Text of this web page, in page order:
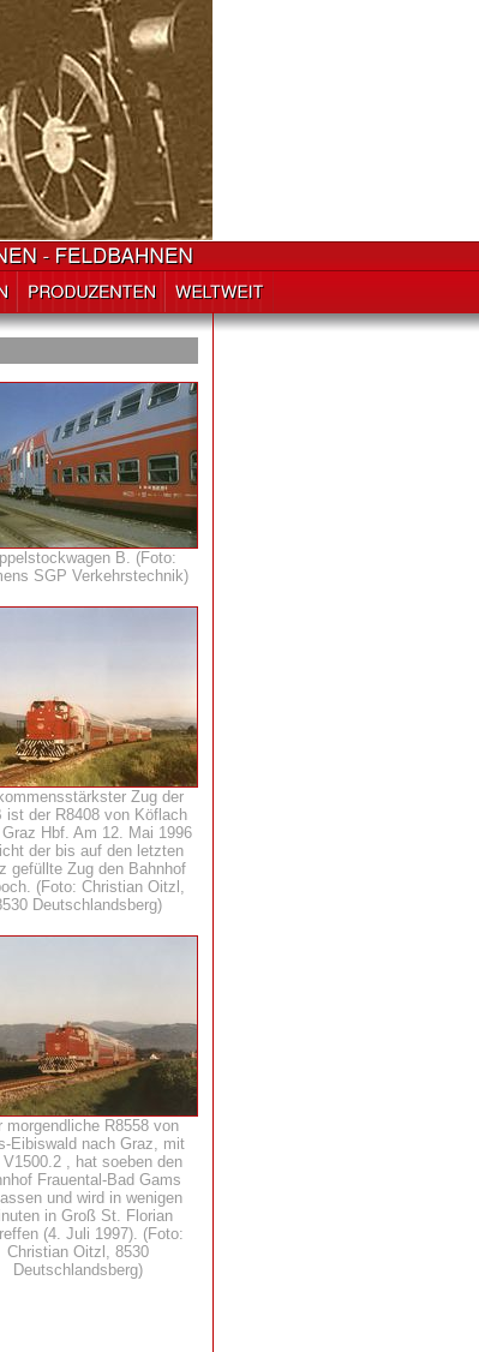
B. (Foto:
SGP Verkehrstechnik)
Zug der
ist der R8408 von Köflach
Hbf. Am 12. Mai 1996
der bis auf den letzten
gefüllte Zug den Bahnhof
(Foto: Christian Oitzl,
Deutschlandsberg)
morgendliche R8558 von
Eibiswald nach Graz, mit
V1500.2 , hat soeben den
Frauental-Bad Gams
und wird in wenigen
in Groß St. Florian
(4. Juli 1997). (Foto:
Christian Oitzl, 8530
Deutschlandsberg)